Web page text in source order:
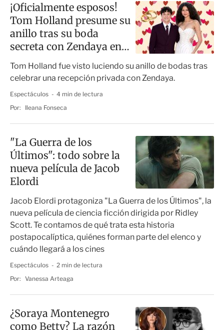
¡Oficialmente esposos!
Tom Holland presume su
anillo tras su boda
secreta con Zendaya en
Tom Holland fue visto luciendo su anillo de bodas tras
celebrar una recepción privada con Zendaya.
Espectáculos
4 min de lectura
Por:
Ileana Fonseca
"La Guerra de los
Últimos": todo sobre la
nueva película de Jacob
Elordi
Jacob Elordi protagoniza "La Guerra de los Últimos", la
nueva película de ciencia ficción dirigida por Ridley
Scott. Te contamos de qué trata esta historia
postapocalíptica, quiénes forman parte del elenco y
cuándo llegará a los cines
Espectáculos
2 min de lectura
Por: Vanessa Arteaga
¿Soraya Montenegro
como Betty? La razón